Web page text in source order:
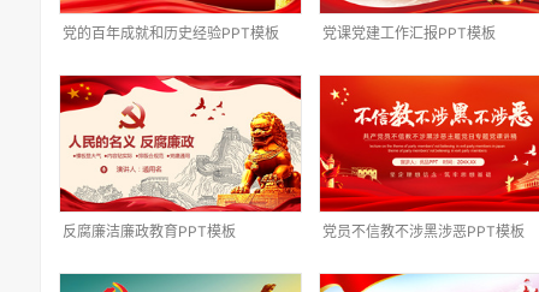
党的百年成就和历史经验PPT模板 党课党建工作汇报PPT模板
反腐廉洁廉政教育PPT模板 党员不信教不涉黑涉恶PPT模板